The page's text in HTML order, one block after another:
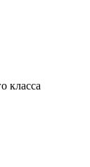
класса